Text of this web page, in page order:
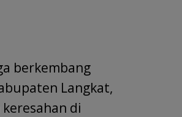
berkembang
Langkat,
di